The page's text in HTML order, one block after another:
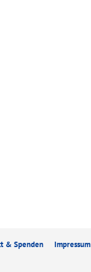
& Spenden Impressum